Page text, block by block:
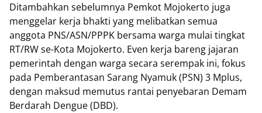
Ditambahkan sebelumnya Pemkot Mojokerto juga
menggelar kerja bhakti yang melibatkan semua
anggota PNS/ASN/PPPK bersama warga mulai tingkat
RT/RW se-Kota Mojokerto. Even kerja bareng jajaran
pemerintah dengan warga secara serempak ini, fokus
pada Pemberantasan Sarang Nyamuk (PSN) 3 Mplus,
dengan maksud memutus rantai penyebaran Demam
Berdarah Dengue (DBD).